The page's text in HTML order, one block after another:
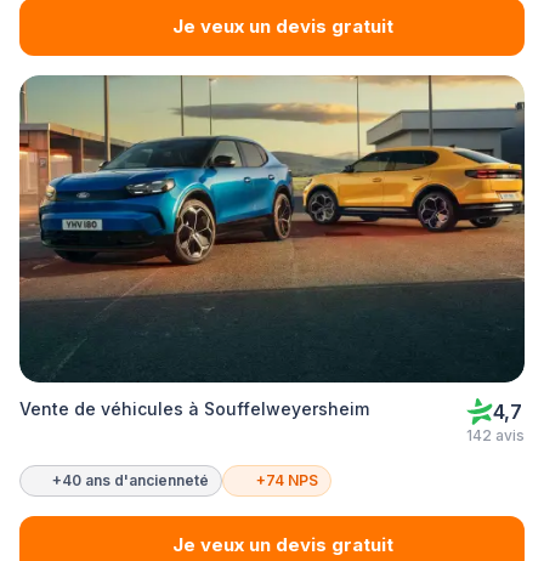
Je veux un devis gratuit
Vente de véhicules à Souffelweyersheim 4,7
142 avis
+40 ans d'ancienneté +74 NPS
Je veux un devis gratuit